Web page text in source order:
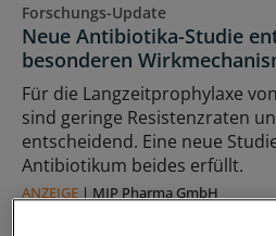
Forschungs-Update
Neue Antibiotika-Studie
besonderen
Für die Langzeitprophylaxe
sind geringe Resistenzraten
entscheidend. Eine neue
Antibiotikum beides erfüllt.
ANZEIGE | MIP Pharma GmbH